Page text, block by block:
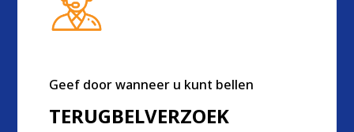
Geef door wanneer u kunt bellen
TERUGBELVERZOEK